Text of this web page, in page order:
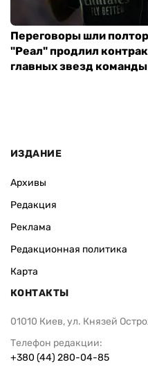
Переговоры шли
"Реал" продлил
главных звезд команды
ИЗДАНИЕ
Архивы
Редакция
Реклама
Редакционная политика
Карта
КОНТАКТЫ
01010 Киев, ул. Князей
Телефон редакции:
+380 (44) 280-04-85